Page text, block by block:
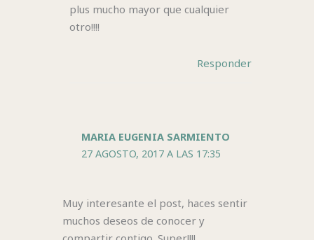
plus mucho mayor que cualquier
otro!!!!
Responder
MARIA EUGENIA SARMIENTO
27 AGOSTO, 2017 A LAS 17:35
Muy interesante el post, haces sentir
muchos deseos de conocer y